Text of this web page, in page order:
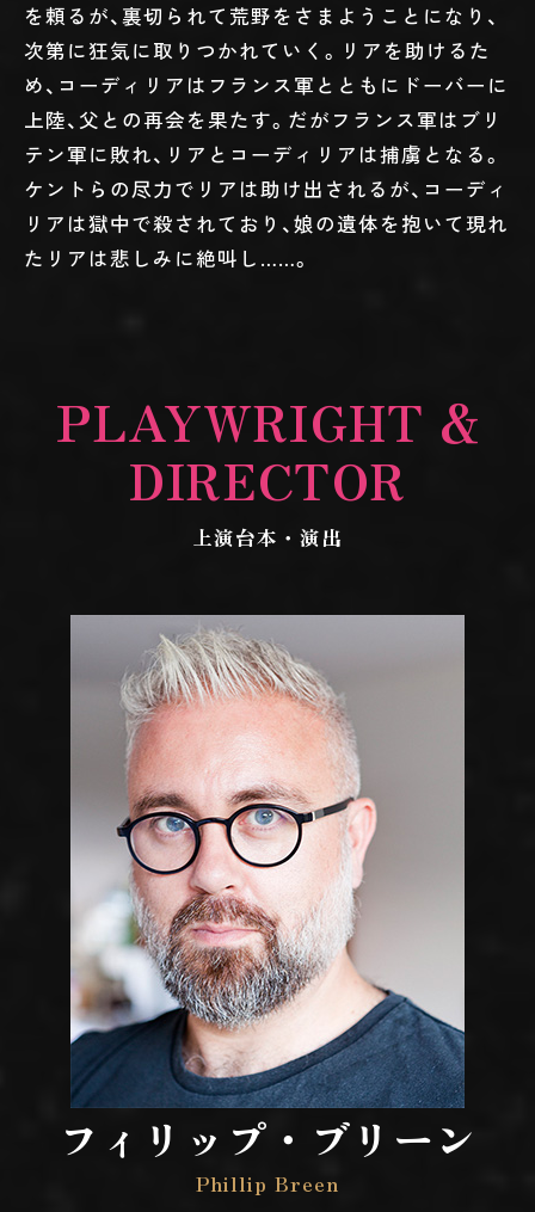
を頼るが、裏切られて荒野をさまようことになり、
次第に狂気に取りつかれていく。リアを助けるた
め、コーディリアはフランス軍とともにドーバーに
上陸、父との再会を果たす。だがフランス軍はブリ
テン軍に敗れ、リアとコーディリアは捕虜となる。
ケントらの尽力でリアは助け出されるが、コーディ
リアは獄中で殺されており、娘の遺体を抱いて現れ
たリアは悲しみに絶叫し……。
PLAYWRIGHT &
DIRECTOR
上演台本・演出
フィリップ・ブリーン
Phillip Breen